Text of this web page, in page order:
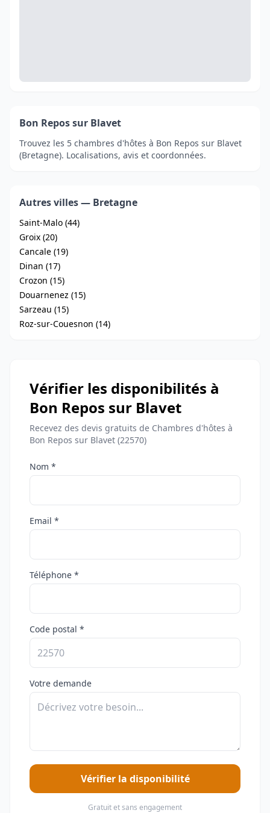
Bon Repos sur Blavet
Trouvez les 5 chambres d'hôtes à Bon Repos sur Blavet
(Bretagne). Localisations, avis et coordonnées.
Autres villes — Bretagne
Saint-Malo (44)
Groix (20)
Cancale (19)
Dinan (17)
Crozon (15)
Douarnenez (15)
Sarzeau (15)
Roz-sur-Couesnon (14)
Vérifier les disponibilités à
Bon Repos sur Blavet
Recevez des devis gratuits de Chambres d'hôtes à
Bon Repos sur Blavet (22570)
Nom *
Email *
Téléphone *
Code postal *
Votre demande
Vérifier la disponibilité
Gratuit et sans engagement